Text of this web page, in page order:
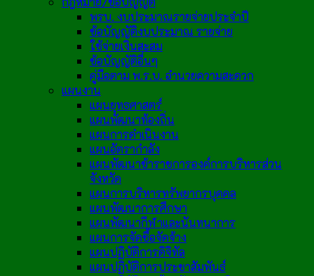
พรบ. งบประมาณรายจ่ายประจำปี
ข้อบัญญัติงบประมาณ รายจ่าย
ใช้จ่ายเงินสะสม
ข้อบัญญัติอื่นๆ
คู่มือตาม พ.ร.บ. อำนวยความสะดวก
แผนงาน
แผนยุทธศาสตร์
แผนพัฒนาท้องถิ่น
แผนการดำเนินงาน
แผนอัตรากำลัง
แผนพัฒนาข้าราชการองค์การบริหารส่วน
จังหวัด
แผนการบริหารทรัพยากรบุคคล
แผนพัฒนาการศึกษา
แผนพัฒนากีฬาและนันทนาการ
แผนการจัดซื้อจัดจ้าง
แผนปฏิบัติการดิจิทัล
แผนปฏิบัติการประชาสัมพันธ์